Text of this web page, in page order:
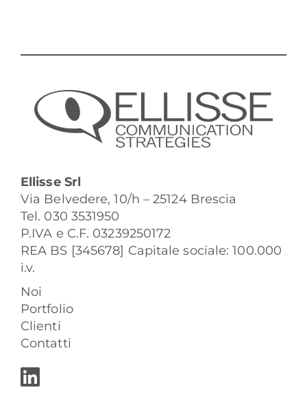
Ellisse Srl
Via Belvedere, 10/h – 25124 Brescia
Tel. 030 3531950
P.IVA e C.F. 03239250172
REA BS [345678] Capitale sociale: 100.000
i.v.
Noi
Portfolio
Clienti
Contatti